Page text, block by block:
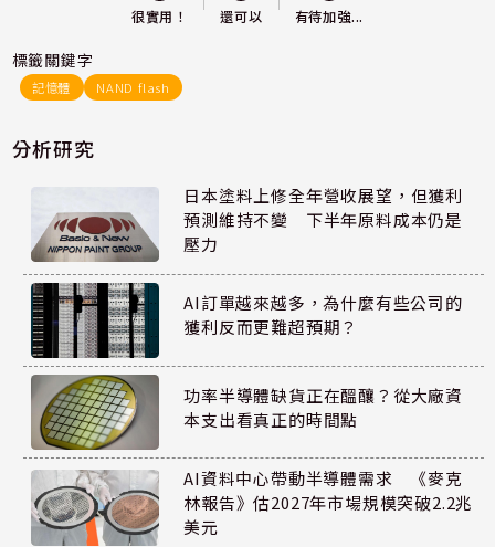
很實用！ 還可以 有待加強...
標籤關鍵字
記憶體 NAND flash
分析研究
日本塗料上修全年營收展望，但獲利
預測維持不變 下半年原料成本仍是
壓力
AI訂單越來越多，為什麼有些公司的
獲利反而更難超預期？
功率半導體缺貨正在醞釀？從大廠資
本支出看真正的時間點
AI資料中心帶動半導體需求 《麥克
林報告》估2027年市場規模突破2.2兆
美元